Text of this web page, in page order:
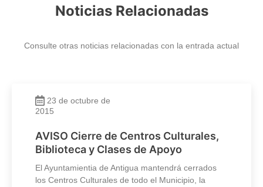
Noticias Relacionadas
Consulte otras noticias relacionadas con la entrada actual
23 de octubre de
2015
AVISO Cierre de Centros Culturales,
Biblioteca y Clases de Apoyo
El Ayuntamientia de Antigua mantendrá cerrados
los Centros Culturales de todo el Municipio, la